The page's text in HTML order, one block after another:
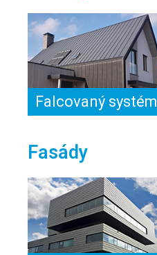
Falcovaný systém
Fasády